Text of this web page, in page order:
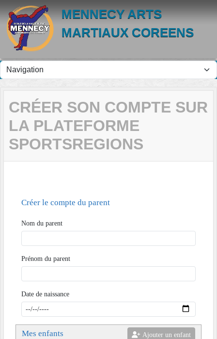
MENNECY ARTS
MARTIAUX COREENS
CRÉER SON COMPTE SUR
LA PLATEFORME
SPORTSREGIONS
Créer le compte du parent
Nom du parent
Prénom du parent
Date de naissance
Mes enfants Ajouter un enfant
Panneau de gestion des cookies